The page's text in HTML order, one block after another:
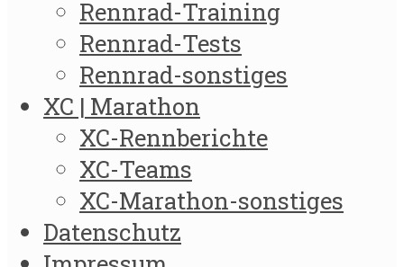
Rennrad-Training
Rennrad-Tests
Rennrad-sonstiges
XC | Marathon
XC-Rennberichte
XC-Teams
XC-Marathon-sonstiges
Datenschutz